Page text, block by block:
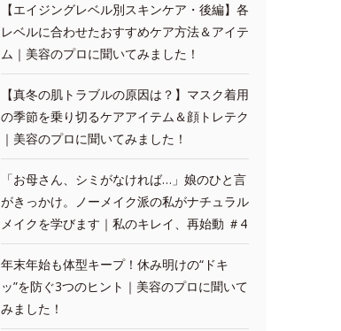
【エイジングレベル別スキンケア・後編】各
レベルに合わせたおすすめケア方法＆アイテ
ム｜美容のプロに聞いてみました！
【真冬の肌トラブルの原因は？】マスク着用
の季節を乗り切るケアアイテム＆顔トレテク
｜美容のプロに聞いてみました！
「お母さん、シミがなければ…」娘のひと言
がきっかけ。ノーメイク派の私がナチュラル
メイクを学びます｜私のキレイ、再始動 ＃4
年末年始も体型キープ！休み明けの“ドキ
ッ”を防ぐ3つのヒント｜美容のプロに聞いて
みました！